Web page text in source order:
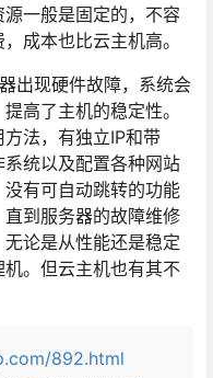
一般是固定的，不容
成本也比云主机高。
出现硬件故障，系统会
高了主机的稳定性。
法，有独立IP和带
统以及配置各种网站
有可自动跳转的功能
到服务器的故障维修
论是从性能还是稳定
。但云主机也有其不
892.html